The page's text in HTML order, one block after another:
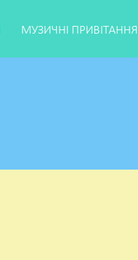
МУЗИЧНІ ПРИВІТАННЯ